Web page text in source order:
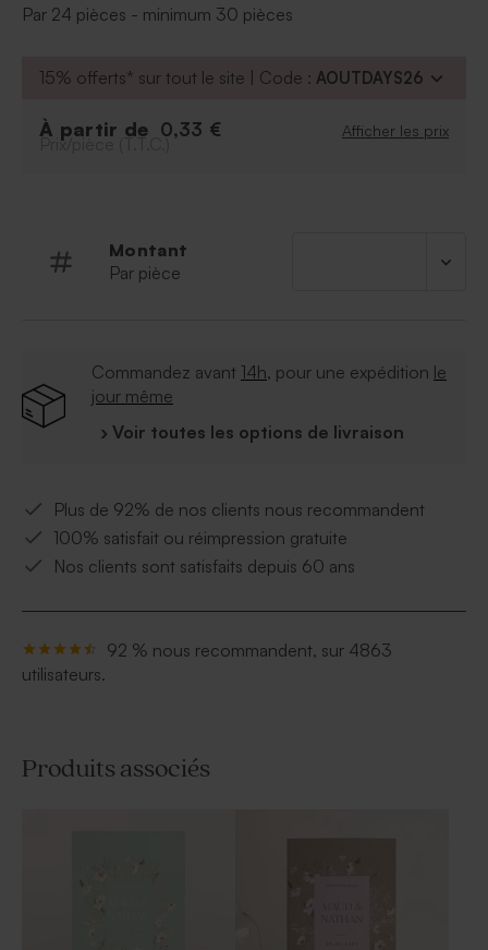
invités. Son design soigné apporte une touche
souvenirs de fête.
Par 24 pièces - minimum 30 pièces
15% offerts* sur tout le site | Code : AOUTDAYS26
À partir de 0,33 € Afficher les prix
Prix/pièce (T.T.C.)
Montant
Par pièce
Commandez avant 14h, pour une expédition le
jour même
› Voir toutes les options de livraison
Plus de 92% de nos clients nous recommandent
100% satisfait ou réimpression gratuite
Nos clients sont satisfaits depuis 60 ans
92 % nous recommandent, sur 4863
utilisateurs.
Produits associés